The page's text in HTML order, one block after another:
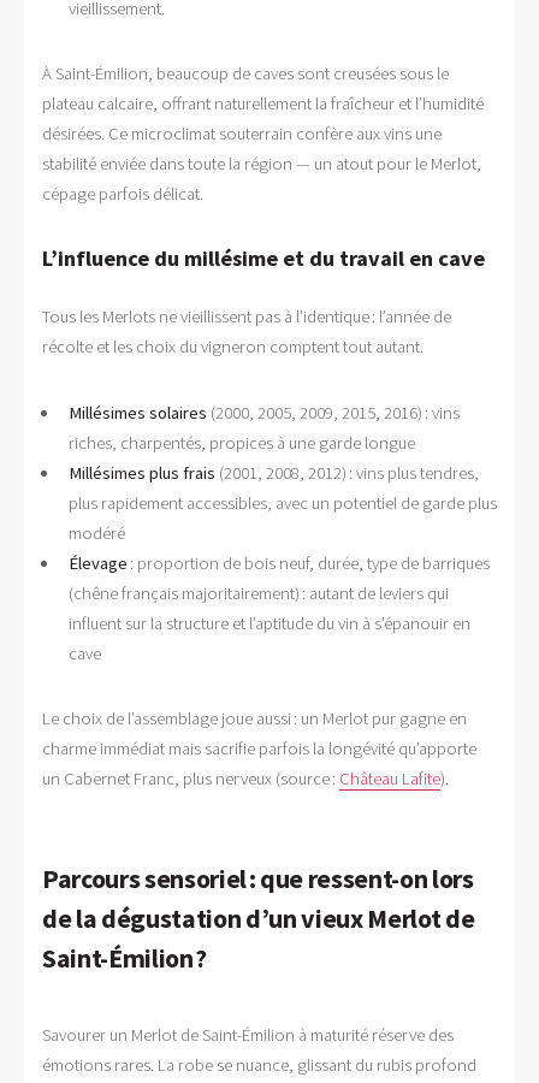
vieillissement.
À Saint-Émilion, beaucoup de caves sont creusées sous le
plateau calcaire, offrant naturellement la fraîcheur et l’humidité
désirées. Ce microclimat souterrain confère aux vins une
stabilité enviée dans toute la région — un atout pour le Merlot,
cépage parfois délicat.
L’influence du millésime et du travail en cave
Tous les Merlots ne vieillissent pas à l’identique : l’année de
récolte et les choix du vigneron comptent tout autant.
Millésimes solaires (2000, 2005, 2009, 2015, 2016) : vins
riches, charpentés, propices à une garde longue
Millésimes plus frais (2001, 2008, 2012) : vins plus tendres,
plus rapidement accessibles, avec un potentiel de garde plus
modéré
Élevage : proportion de bois neuf, durée, type de barriques
(chêne français majoritairement) : autant de leviers qui
influent sur la structure et l’aptitude du vin à s’épanouir en
cave
Le choix de l’assemblage joue aussi : un Merlot pur gagne en
charme immédiat mais sacrifie parfois la longévité qu’apporte
un Cabernet Franc, plus nerveux (source : Château Lafite).
Parcours sensoriel : que ressent-on lors
de la dégustation d’un vieux Merlot de
Saint-Émilion ?
Savourer un Merlot de Saint-Émilion à maturité réserve des
émotions rares. La robe se nuance, glissant du rubis profond